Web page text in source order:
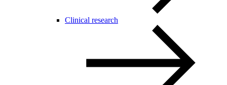
Clinical research